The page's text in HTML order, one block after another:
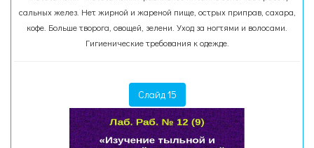
сальных желез. Нет жирной и жареной пище, острых приправ, сахара,
кофе. Больше творога, овощей, зелени. Уход за ногтями и волосами.
Гигиенические требования к одежде.
Слайд 15